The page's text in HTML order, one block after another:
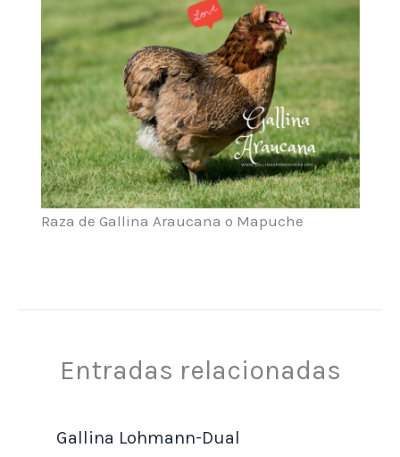
Raza de Gallina Araucana o Mapuche
Entradas relacionadas
Gallina Lohmann-Dual